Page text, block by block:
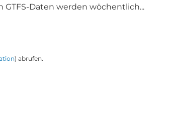
Daten werden wöchentlich...
) abrufen.